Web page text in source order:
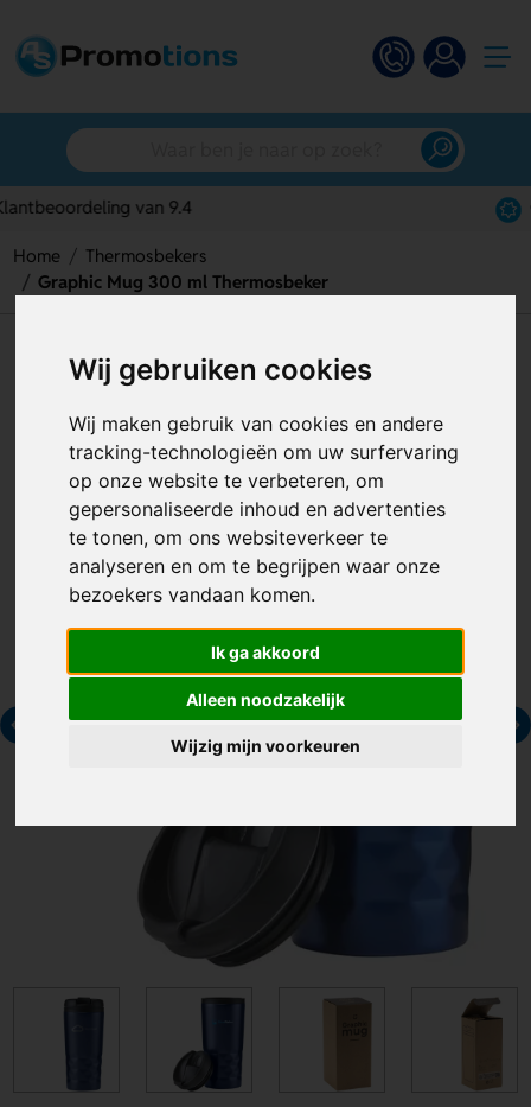
Wij gebruiken cookies
Wij maken gebruik van cookies en andere
tracking-technologieën om uw surfervaring
op onze website te verbeteren, om
gepersonaliseerde inhoud en advertenties
te tonen, om ons websiteverkeer te
analyseren en om te begrijpen waar onze
bezoekers vandaan komen.
Ik ga akkoord
Alleen noodzakelijk
Wijzig mijn voorkeuren
Gratis digitaal ontwerp
Home
Thermosbekers
Graphic Mug 300 ml Thermosbeker
Graphic Mug 300 ml
Thermosbeker
Artikelnummer: 129479